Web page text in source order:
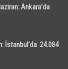
Ankara’da
İstanbul’da 24.084